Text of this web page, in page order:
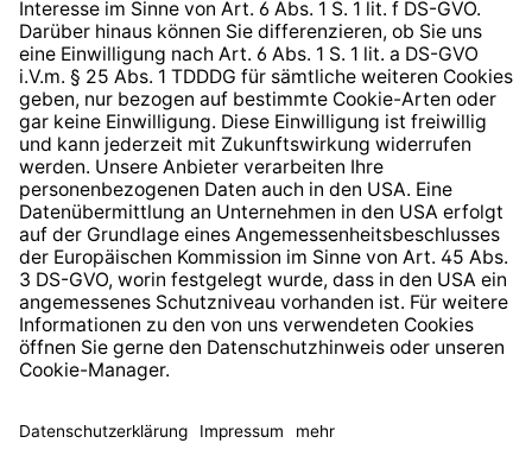
Barrierefreiheit
* Alle Preise inkl. gesetzl. Mehrwertsteuer zzgl.
anders angegeben.